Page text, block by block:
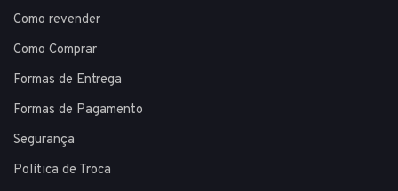
Como revender
Como Comprar
Formas de Entrega
Formas de Pagamento
Segurança
Política de Troca